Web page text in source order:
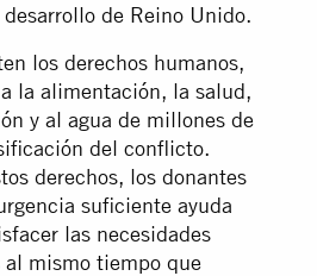
de Reino Unido.
los derechos humanos,
la alimentación, la salud,
y al agua de millones de
del conflicto.
derechos, los donantes
suficiente ayuda
las necesidades
mismo tiempo que